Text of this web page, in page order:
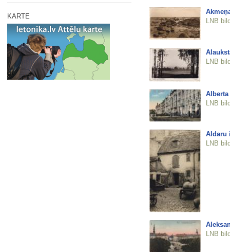
KARTE
LNB
LNB
Alberta
LNB
Aldaru
LNB
LNB